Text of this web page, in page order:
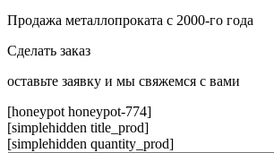
Продажа металлопроката с 2000-го года
Сделать заказ
оcтавьте заявку и мы свяжемся с вами
[honeypot honeypot-774]
[simplehidden title_prod]
[simplehidden quantity_prod]